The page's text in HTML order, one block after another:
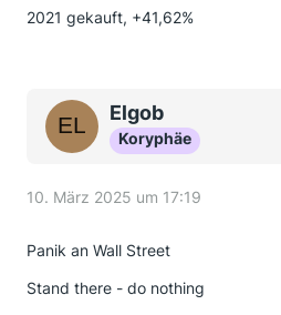
2021 gekauft, +41,62%
Elgob
Koryphäe
10. März 2025 um 17:19
Panik an Wall Street
Stand there - do nothing